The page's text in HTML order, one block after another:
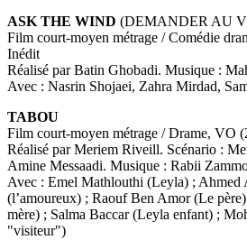
ASK THE WIND (DEMANDER AU
Film court-moyen métrage / Comédie
Inédit
Réalisé par Batin Ghobadi. Musique :
Avec : Nasrin Shojaei, Zahra Mirdad,
TABOU
Film court-moyen métrage / Drame, VO
Réalisé par Meriem Riveill. Scénario :
Amine Messaadi. Musique : Rabii
Avec : Emel Mathlouthi (Leyla) ; Ahmed
(l’amoureux) ; Raouf Ben Amor (Le
mère) ; Salma Baccar (Leyla enfant) ;
"visiteur")